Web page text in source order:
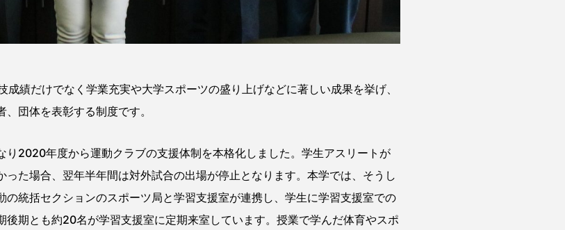
績だけでなく学業充実や大学スポーツの盛り上げなどに著しい成果を挙げ、
団体を表彰する制度です。
2020年度から運動クラブの支援体制を本格化しました。学生アスリートが
った場合、翌年半年間は対外試合の出場が停止となります。本学では、そうし
統括セクションのスポーツ局と学習支援室が連携し、学生に学習支援室での
期とも約20名が学習支援室に定期来室しています。授業で学んだ体育やスポ